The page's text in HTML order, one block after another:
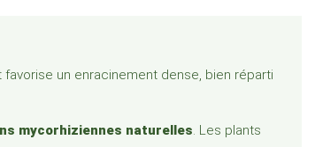
favorise un enracinement dense, bien réparti
mycorhiziennes naturelles. Les plants